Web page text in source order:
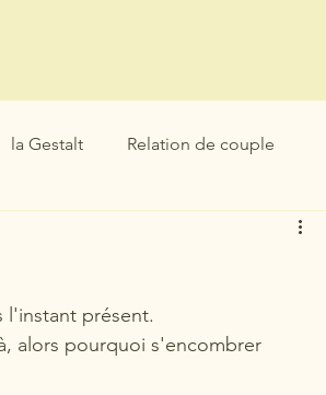
la Gestalt Relation de couple
Securité
l'instant présent.
alors pourquoi s'encombrer